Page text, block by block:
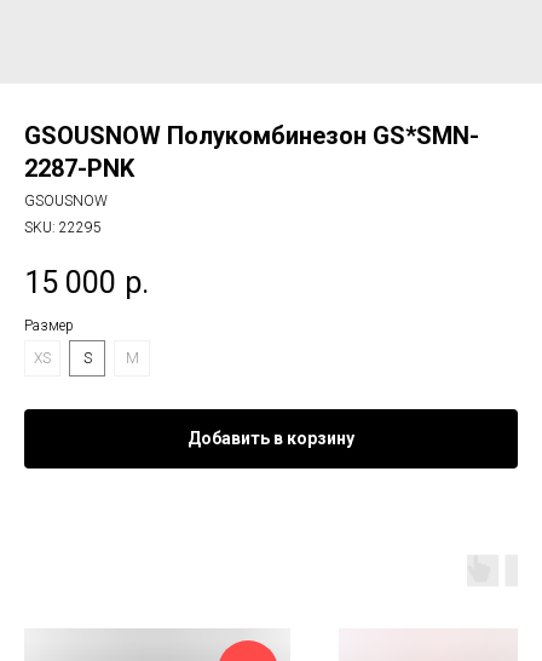
GSOUSNOW Полукомбинезон GS*SMN-
2287-PNK
GSOUSNOW
SKU: 22295
15 000 р.
Размер
XS
S M
Добавить в корзину